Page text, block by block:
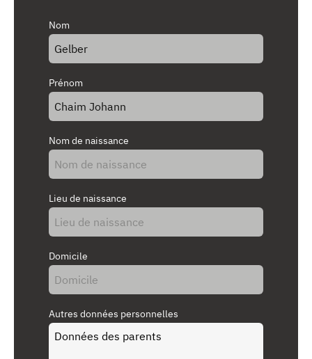
Nom
Prénom
Nom de naissance
Lieu de naissance
Domicile
Autres données personnelles